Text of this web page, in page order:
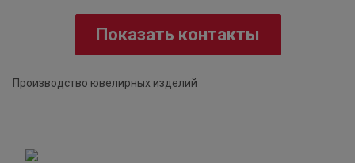
Показать контакты
Производство ювелирных изделий